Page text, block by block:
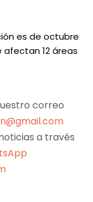
es de octubre
afectan 12 áreas
correo
a través